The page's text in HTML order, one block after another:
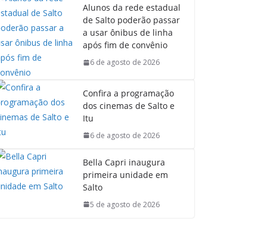
Alunos da rede estadual
de Salto poderão passar
a usar ônibus de linha
após fim de convênio
6 de agosto de 2026
Confira a programação
dos cinemas de Salto e
Itu
6 de agosto de 2026
Bella Capri inaugura
primeira unidade em
Salto
5 de agosto de 2026